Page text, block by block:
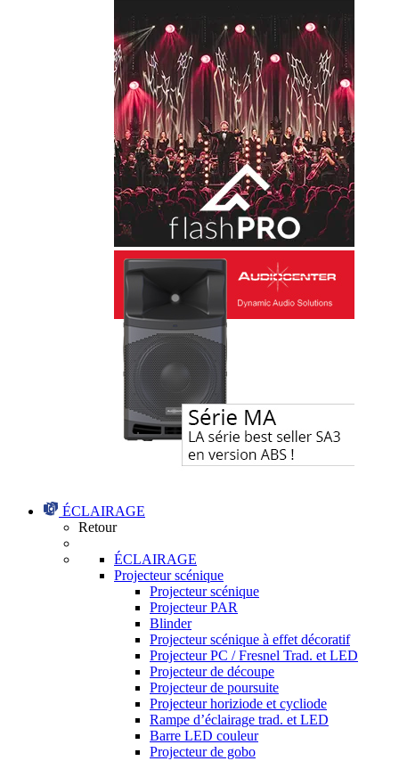
ÉCLAIRAGE
Retour
ÉCLAIRAGE
Projecteur scénique
Projecteur scénique
Projecteur PAR
Blinder
Projecteur scénique à effet décoratif
Projecteur PC / Fresnel Trad. et LED
Projecteur de découpe
Projecteur de poursuite
Projecteur horiziode et cycliode
Rampe d’éclairage trad. et LED
Barre LED couleur
Projecteur de gobo